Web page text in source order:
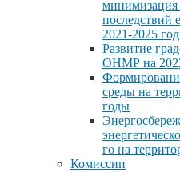
последствий
2021-2025
Развитие
ОНМР на
среды на
годы
го на
Комиссии